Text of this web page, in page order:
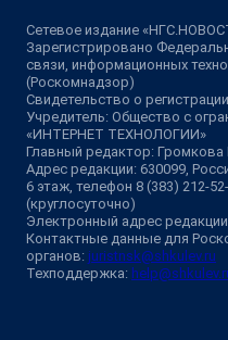
Сетевое издание
Зарегистрировано
связи, информационных
(Роскомнадзор)
Свидетельство о
Учредитель: Общество с
«ИНТЕРНЕТ ТЕХНОЛОГИИ»
Главный редактор: Громкова
Адрес редакции: 630099,
6 этаж, телефон 8 (383) 212-
(круглосуточно)
Электронный адрес
Контактные данные для
органов: juristnsk@shkulev.ru
Техподдержка: